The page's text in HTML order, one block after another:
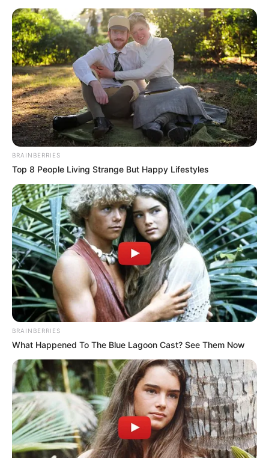
BRAINBERRIES
Top 8 People Living Strange But Happy Lifestyles
BRAINBERRIES
What Happened To The Blue Lagoon Cast? See Them Now